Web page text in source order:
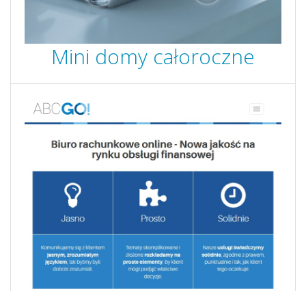
Mini domy całoroczne